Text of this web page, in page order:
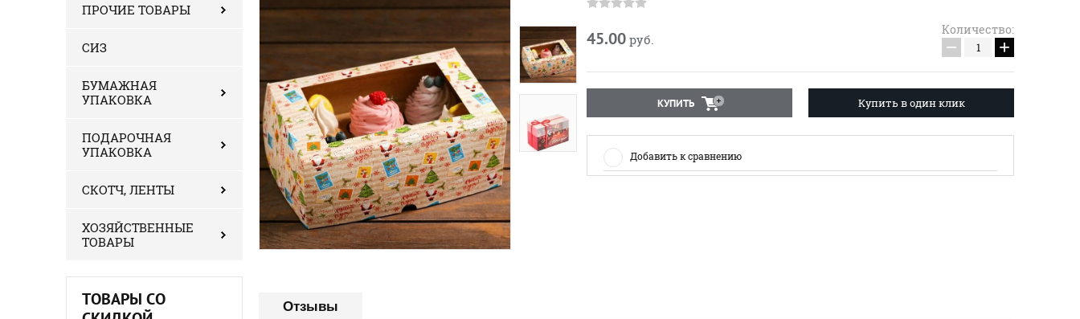
ПРОЧИЕ ТОВАРЫ
СИЗ
БУМАЖНАЯ
УПАКОВКА
ПОДАРОЧНАЯ
УПАКОВКА
СКОТЧ, ЛЕНТЫ
ХОЗЯЙСТВЕННЫЕ
ТОВАРЫ
ТОВАРЫ СО
45.00 руб.
Количество:
− +
КУПИТЬ Купить в один клик
Добавить к сравнению
Отзывы